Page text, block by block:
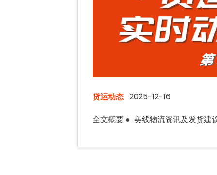
货运动态 2025-12-16
全文概要 ● 美线物流资讯及发货建